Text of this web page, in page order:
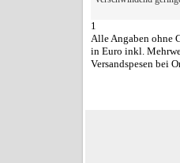
1
Alle Angaben ohne
in Euro inkl.
Versandspesen bei